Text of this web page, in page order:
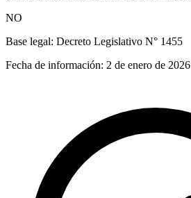
NO
Base legal: Decreto Legislativo N° 1455
Fecha de información: 2 de enero de 2026